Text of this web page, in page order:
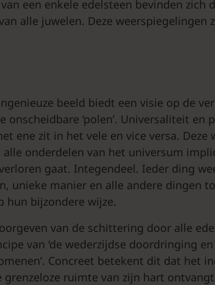
een enkele edelsteen bevinden zich
alle juwelen. Deze weerspiegelingen
beeld biedt een visie op de
onscheidbare ‘polen’. Universaliteit en
ene zit in het vele en vice versa. Deze
alle onderdelen van het universum
gaat. Integendeel. Ieder ding
unieke manier en alle andere dingen
hun bijzondere wijze.
van de schittering door alle
van ‘de wederzijdse doordringing
Concreet betekent dit dat het
grenzeloze ruimte van zijn hart